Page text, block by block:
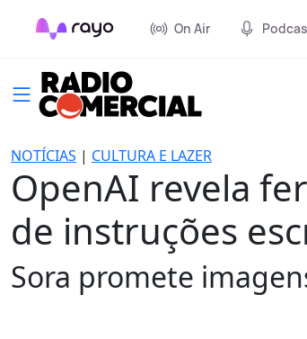
On Air
NOTÍCIAS | CULTURA E LAZER
OpenAI revela
de instruções
Sora promete